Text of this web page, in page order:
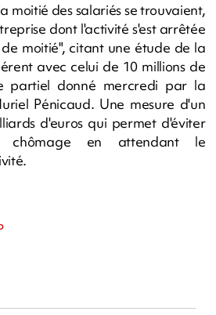
moitié des salariés se trouvaient,
dont l'activité s'est arrêtée
moitié", citant une étude de la
avec celui de 10 millions de
partiel donné mercredi par la
Pénicaud. Une mesure d'un
d'euros qui permet d'éviter
chômage en attendant le